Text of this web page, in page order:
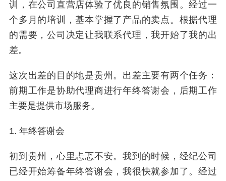
训，在公司直营店体验了优良的销售氛围。经过一
个多月的培训，基本掌握了产品的卖点。根据代理
的需要，公司决定让我联系代理，我开始了我的出
差。
这次出差的目的地是贵州。出差主要有两个任务：
前期工作是协助代理商进行年终答谢会，后期工作
主要是提供市场服务。
1. 年终答谢会
初到贵州，心里忐忑不安。我到的时候，经纪公司
已经开始筹备年终答谢会，我很快就参加了。经过